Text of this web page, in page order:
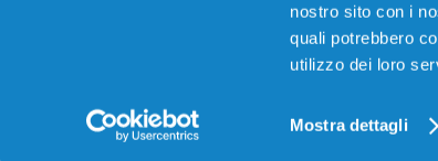
nostro sito con i
quali potrebbero
utilizzo dei loro
Mostra dettagli
Powered by